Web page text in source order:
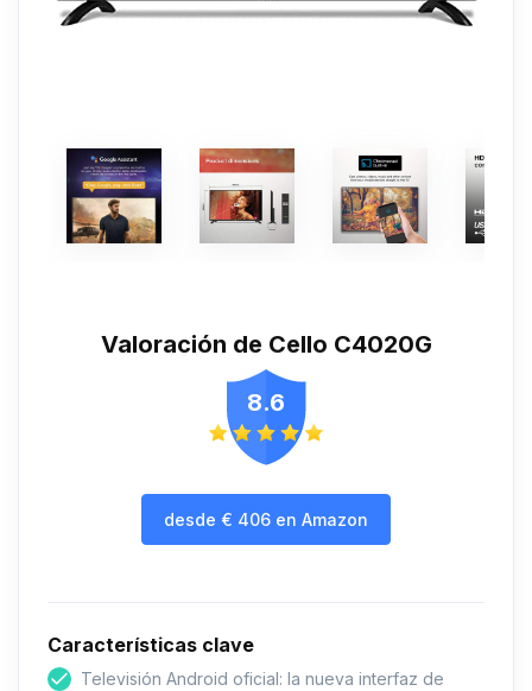
Valoración de Cello C4020G
8.6
desde € 406 en Amazon
Características clave
Televisión Android oficial: la nueva interfaz de